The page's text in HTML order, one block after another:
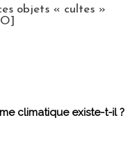
objets « cultes »
climatique existe-t-il ?